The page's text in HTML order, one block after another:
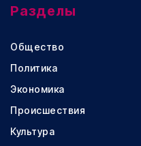
Разделы
Общество
Политика
Экономика
Происшествия
Культура